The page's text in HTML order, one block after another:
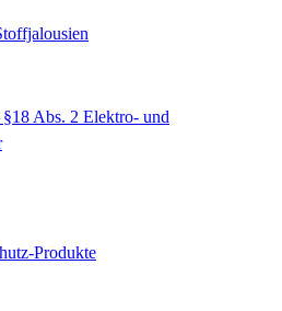
Produkte
Abs. 2 Elektro- und